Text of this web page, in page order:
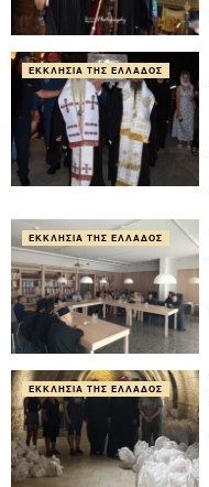
ΕΚΚΛΗΣΊΑ ΤΗΣ ΕΛΛΆΔΟΣ
ΕΚΚΛΗΣΊΑ ΤΗΣ ΕΛΛΆΔΟΣ
ΕΚΚΛΗΣΊΑ ΤΗΣ ΕΛΛΆΔΟΣ